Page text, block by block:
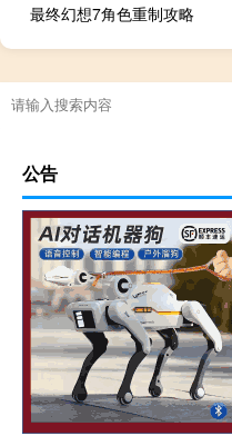
最终幻想7角色重制攻略
公告